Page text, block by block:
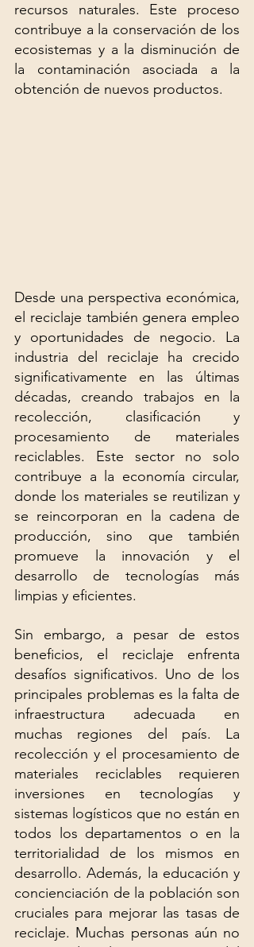
recursos naturales. Este proceso
contribuye a la conservación de los
ecosistemas y a la disminución de
la contaminación asociada a la
obtención de nuevos productos.
Desde una perspectiva económica,
el reciclaje también genera empleo
y oportunidades de negocio. La
industria del reciclaje ha crecido
significativamente en las últimas
décadas, creando trabajos en la
recolección, clasificación y
procesamiento de materiales
reciclables. Este sector no solo
contribuye a la economía circular,
donde los materiales se reutilizan y
se reincorporan en la cadena de
producción, sino que también
promueve la innovación y el
desarrollo de tecnologías más
limpias y eficientes.
Sin embargo, a pesar de estos
beneficios, el reciclaje enfrenta
desafíos significativos. Uno de los
principales problemas es la falta de
infraestructura adecuada en
muchas regiones del país. La
recolección y el procesamiento de
materiales reciclables requieren
inversiones en tecnologías y
sistemas logísticos que no están en
todos los departamentos o en la
territorialidad de los mismos en
desarrollo. Además, la educación y
concienciación de la población son
cruciales para mejorar las tasas de
reciclaje. Muchas personas aún no